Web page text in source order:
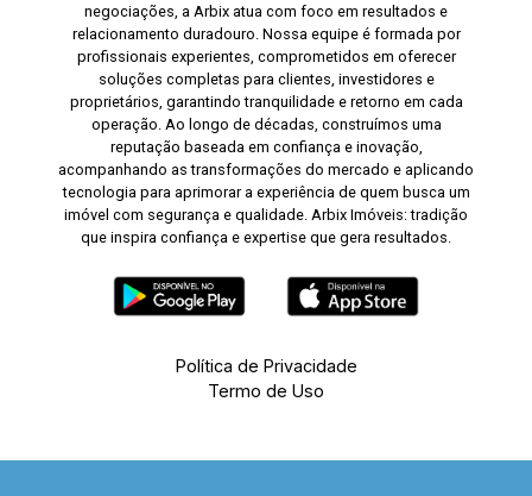
negociações, a Arbix atua com foco em resultados e
relacionamento duradouro. Nossa equipe é formada por
profissionais experientes, comprometidos em oferecer
soluções completas para clientes, investidores e
proprietários, garantindo tranquilidade e retorno em cada
operação. Ao longo de décadas, construímos uma
reputação baseada em confiança e inovação,
acompanhando as transformações do mercado e aplicando
tecnologia para aprimorar a experiência de quem busca um
imóvel com segurança e qualidade. Arbix Imóveis: tradição
que inspira confiança e expertise que gera resultados.
Política de Privacidade
Termo de Uso